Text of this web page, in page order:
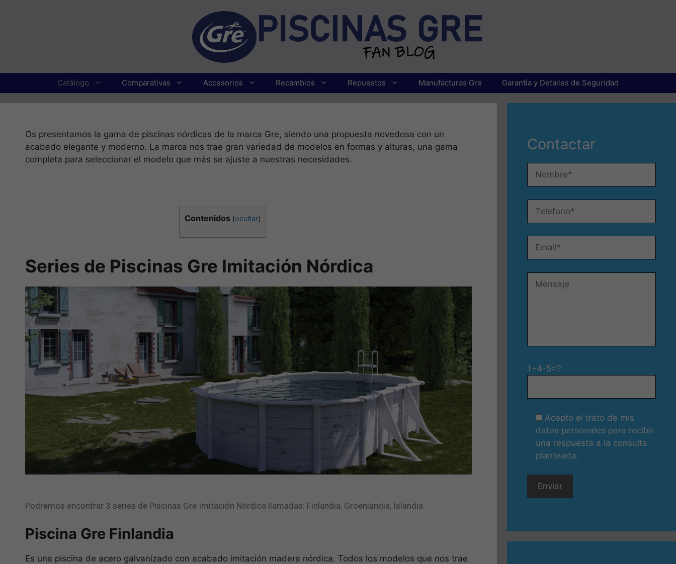
Catálogo Comparativas Accesorios Recambios Repuestos Manufacturas Gre Garantía y Detalles de Seguridad
Os presentamos la gama de piscinas nórdicas de la marca Gre, siendo una propuesta novedosa con un
acabado elegante y moderno. La marca nos trae gran variedad de modelos en formas y alturas, una gama
completa para seleccionar el modelo que más se ajuste a nuestras necesidades.
Contenidos [ocultar]
Series de Piscinas Gre Imitación Nórdica
Podremos encontrar 3 series de Piscinas Gre Imitación Nórdica llamadas: Finlandia, Groenlandia, Islandia.
Piscina Gre Finlandia
Es una piscina de acero galvanizado con acabado imitación madera nórdica. Todos los modelos que nos trae
Contactar
1+4-5=?
Acepto el trato de mis
datos personales para recibir
una respuesta a la consulta
planteada.